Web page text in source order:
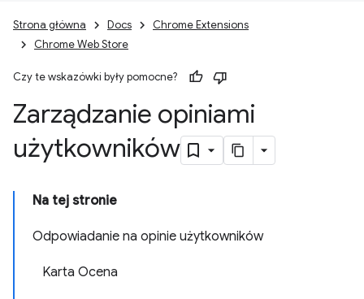
Strona główna Docs
Chrome Extensions
Chrome Web Store
Czy te wskazówki były pomocne?
Zarządzanie opiniami
użytkowników
Na tej stronie
Odpowiadanie na opinie użytkowników
Karta Ocena